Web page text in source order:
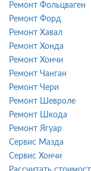
Ремонт Фольцваген
Ремонт Форд
Ремонт Хавал
Ремонт Хонда
Ремонт Хончи
Ремонт Чанган
Ремонт Чери
Ремонт Шевроле
Ремонт Шкода
Ремонт Ягуар
Сервис Мазда
Сервис Хончи